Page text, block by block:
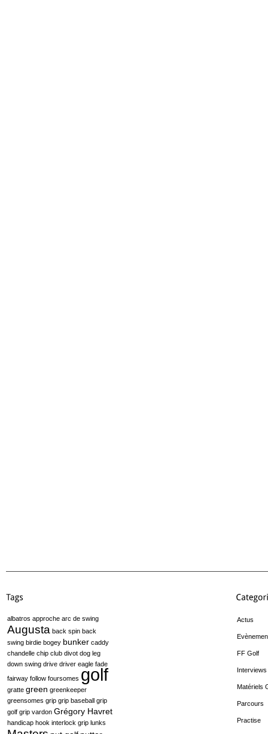
albatros approche arc de swing
Augusta back spin back
swing birdie bogey bunker caddy
chandelle chip club divot dog leg
down swing drive driver eagle fade
fairway follow foursomes golf
gratte green greenkeeper
greensomes grip grip baseball grip
golf grip vardon Grégory Havret
handicap hook interlock grip lunks
Actus
FF Golf
Interviews
Matériels
Parcours
Practise